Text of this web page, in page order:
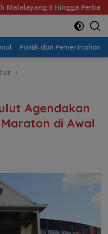
Hingga Perbaikan
Politik dan Pemerintahan
Agendakan
di Awal